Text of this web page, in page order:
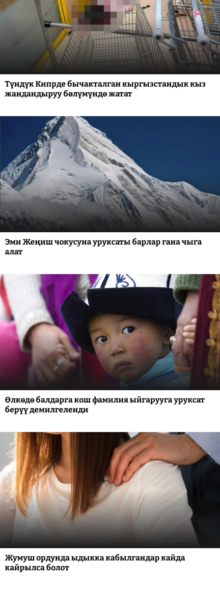
Түндүк Кипрде бычакталган кыргызстандык кыз
жандандыруу бөлүмүндө жатат
Эми Жеңиш чокусуна уруксаты барлар гана чыга
алат
Өлкөдө балдарга кош фамилия ыйгарууга уруксат
берүү демилгеленди
Жумуш ордунда ыдыкка кабылгандар кайда
кайрылса болот